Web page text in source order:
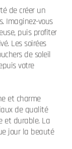
de créer un
Imaginez-vous
puis profiter
Les soirées
de soleil
votre
et charme
de qualité
et durable. La
jour la beauté